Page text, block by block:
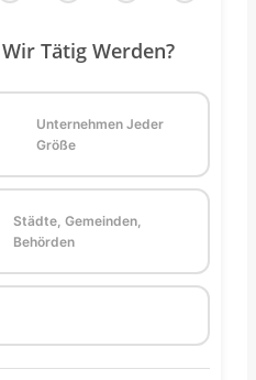
Tätig Werden?
Unternehmen Jeder
Größe
Städte, Gemeinden,
Behörden